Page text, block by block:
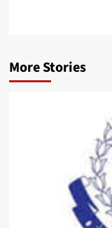
More Stories